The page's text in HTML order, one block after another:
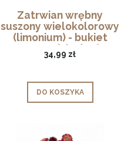
Zatrwian wrębny
suszony wielokolorowy
(limonium) - bukiet
suszonych kwiatów
34,99 zł
DO KOSZYKA